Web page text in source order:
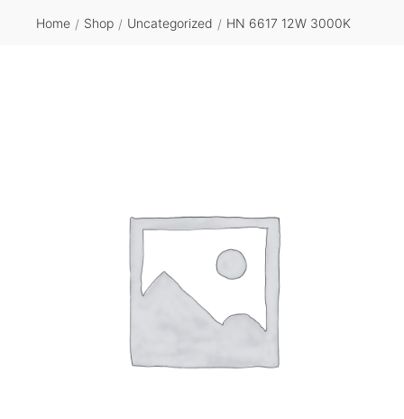
Home / Shop / Uncategorized / HN 6617 12W 3000K